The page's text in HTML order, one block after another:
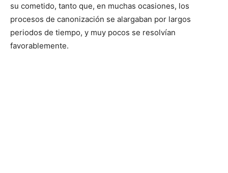
su cometido, tanto que, en muchas ocasiones, los
procesos de canonización se alargaban por largos
periodos de tiempo, y muy pocos se resolvían
favorablemente.